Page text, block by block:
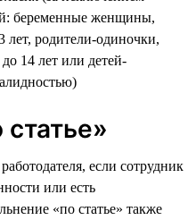
беременные женщины,
родители-одиночки,
14 лет или детей-
если сотрудник
или есть
«по статье» также